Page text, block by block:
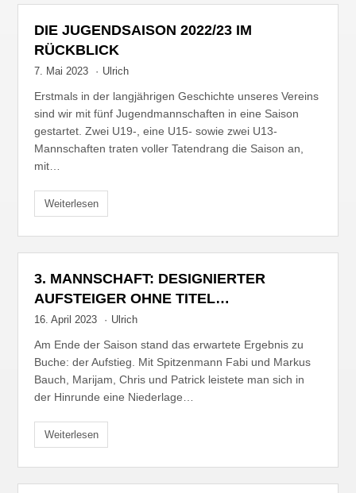
DIE JUGENDSAISON 2022/23 IM
RÜCKBLICK
7. Mai 2023 · Ulrich
Erstmals in der langjährigen Geschichte unseres Vereins
sind wir mit fünf Jugendmannschaften in eine Saison
gestartet. Zwei U19-, eine U15- sowie zwei U13-
Mannschaften traten voller Tatendrang die Saison an,
mit…
Weiterlesen
3. MANNSCHAFT: DESIGNIERTER
AUFSTEIGER OHNE TITEL…
16. April 2023 · Ulrich
Am Ende der Saison stand das erwartete Ergebnis zu
Buche: der Aufstieg. Mit Spitzenmann Fabi und Markus
Bauch, Marijam, Chris und Patrick leistete man sich in
der Hinrunde eine Niederlage…
Weiterlesen